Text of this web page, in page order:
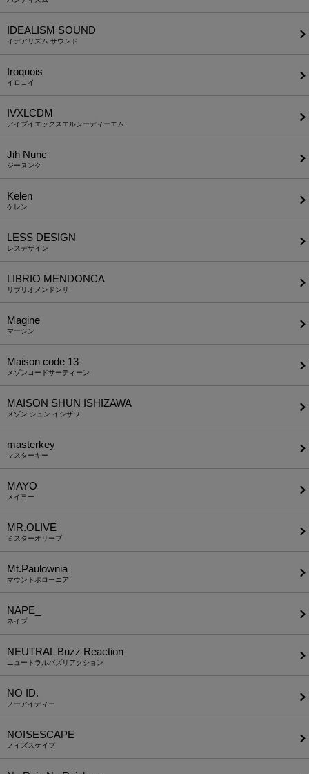
IDEALISM SOUND
イデアリズム サウンド
Iroquois
イロコイ
IVXLCDM
アイブイエックスエルシーディーエム
Jih Nunc
ジーヌンク
Kelen
ケレン
LESS DESIGN
レスデザイン
LIBRIO MENDONCA
リブリオメンドンサ
Magine
マージン
Maison code 13
メゾンコードサーティーン
MAISON SHUN ISHIZAWA
メゾン シュン イシザワ
masterkey
マスターキー
MAYO
メイヨー
MR.OLIVE
ミスターオリーブ
Mt.Paulownia
マウントポローニア
NAPE_
ネイプ
NEUTRAL Buzz Reaction
ニュートラルバズリアクション
NO ID.
ノーアイディー
NOISESCAPE
ノイズスケイプ